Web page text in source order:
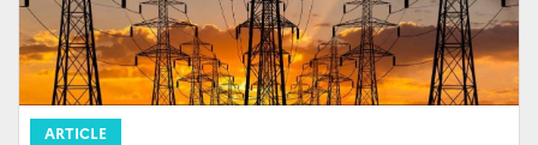
ARTICLE